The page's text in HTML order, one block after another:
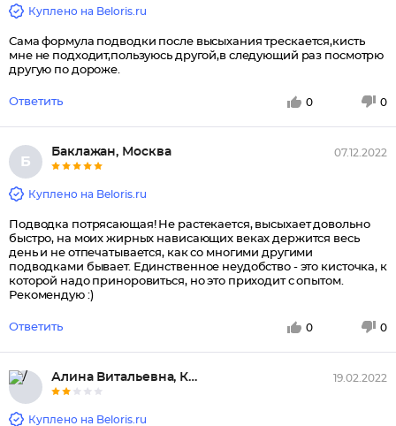
Куплено на Beloris.ru
Сама формула подводки после высыхания трескается,кисть
мне не подходит,пользуюсь другой,в следующий раз посмотрю
другую по дороже.
Ответить 0 0
Б
Баклажан, Москва 07.12.2022
Куплено на Beloris.ru
Подводка потрясающая! Не растекается, высыхает довольно
быстро, на моих жирных нависающих веках держится весь
день и не отпечатывается, как со многими другими
подводками бывает. Единственное неудобство - это кисточка, к
которой надо приноровиться, но это приходит с опытом.
Рекомендую :)
Ответить 0 0
Алина Витальевна, Краснодар 19.02.2022
Куплено на Beloris.ru